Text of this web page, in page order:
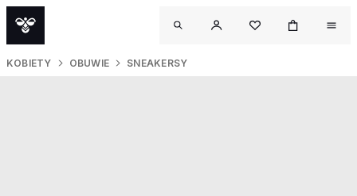
KOBIETY OBUWIE SNEAKERSY